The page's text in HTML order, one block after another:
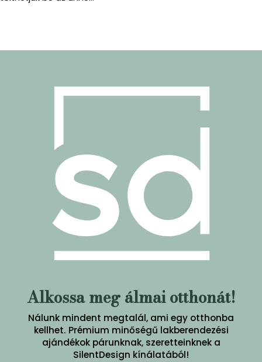
Alkossa meg álmai otthonát!
Nálunk mindent megtalál, ami egy otthonba
kellhet. Prémium minőségű lakberendezési
ajándékok párunknak, szeretteinknek a
SilentDesign kínálatából!